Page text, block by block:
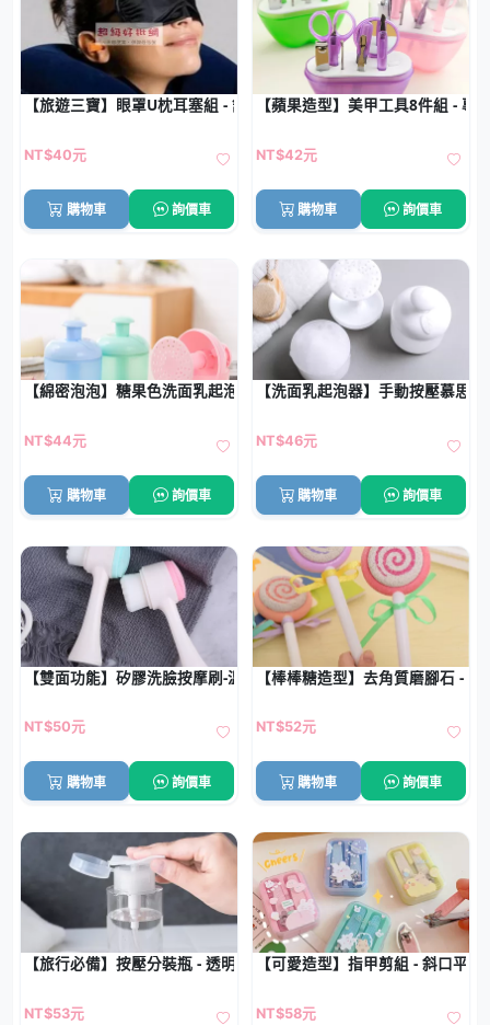
【旅遊三寶】眼罩U枕耳塞組 - 舒適旅行套裝
NT$40元
購物車 詢價車
【蘋果造型】美甲工具8件組 - 專
NT$42元
購物車 詢價車
【綿密泡泡】糖果色洗面乳起泡器 - 深層清潔神器
NT$44元
購物車 詢價車
【洗面乳起泡器】手動按壓慕思
NT$46元
購物車 詢價車
【雙面功能】矽膠洗臉按摩刷-溫和清潔美容工具
NT$50元
購物車 詢價車
【棒棒糖造型】去角質磨腳石 -
NT$52元
購物車 詢價車
【旅行必備】按壓分裝瓶 - 透明化妝水卸妝瓶
NT$53元
【可愛造型】指甲剪組 - 斜口平口
NT$58元